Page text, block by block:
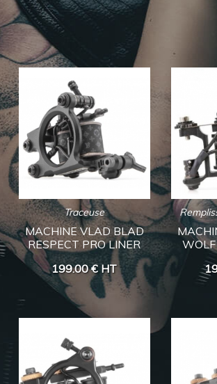
Traceuse
MACHINE VLAD BLAD
RESPECT PRO LINER
199.00 €HT